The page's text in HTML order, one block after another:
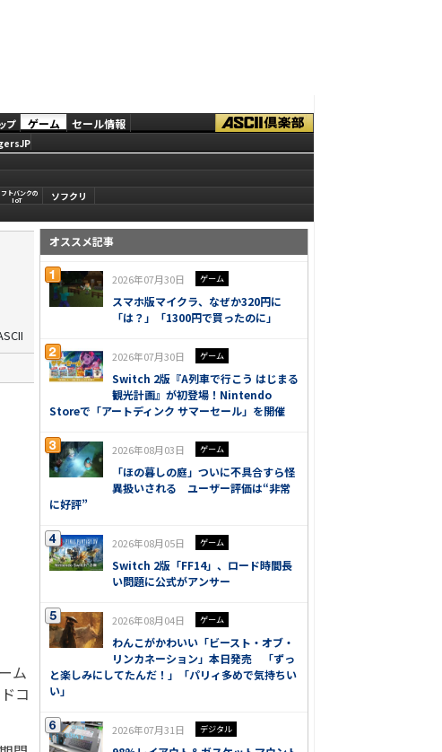
プ ゲーム セール情報
トバンクの
IoT
ソフクリ
ム
コ
オススメ記事
2026年07月30日 ゲーム
スマホ版マイクラ、なぜか320円に
「は？」「1300円で買ったのに」
2026年07月30日 ゲーム
Switch 2版『A列車で行こう はじまる
観光計画』が初登場！Nintendo
Storeで「アートディンク サマーセール」を開催
2026年08月03日 ゲーム
「ほの暮しの庭」ついに不具合すら怪
異扱いされる ユーザー評価は“非常
に好評”
2026年08月05日 ゲーム
Switch 2版「FF14」、ロード時間長
い問題に公式がアンサー
2026年08月04日 ゲーム
わんこがかわいい「ビースト・オブ・
リンカネーション」本日発売 「ずっ
と楽しみにしてたんだ！」「パリィ多めで気持ちい
い」
2026年07月31日 デジタル